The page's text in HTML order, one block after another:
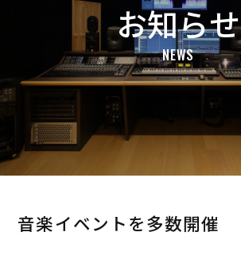
お知らせ
NEWS
音楽イベントを多数開催